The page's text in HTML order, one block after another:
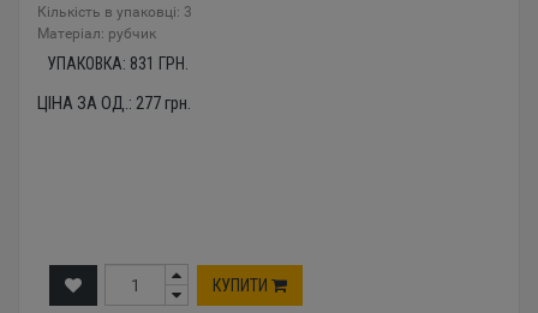
Кількість в упаковці: 3
Mатеріал: рубчик
УПАКОВКА: 831 ГРН.
ЦІНА ЗА ОД.: 277грн.
КУПИТИ